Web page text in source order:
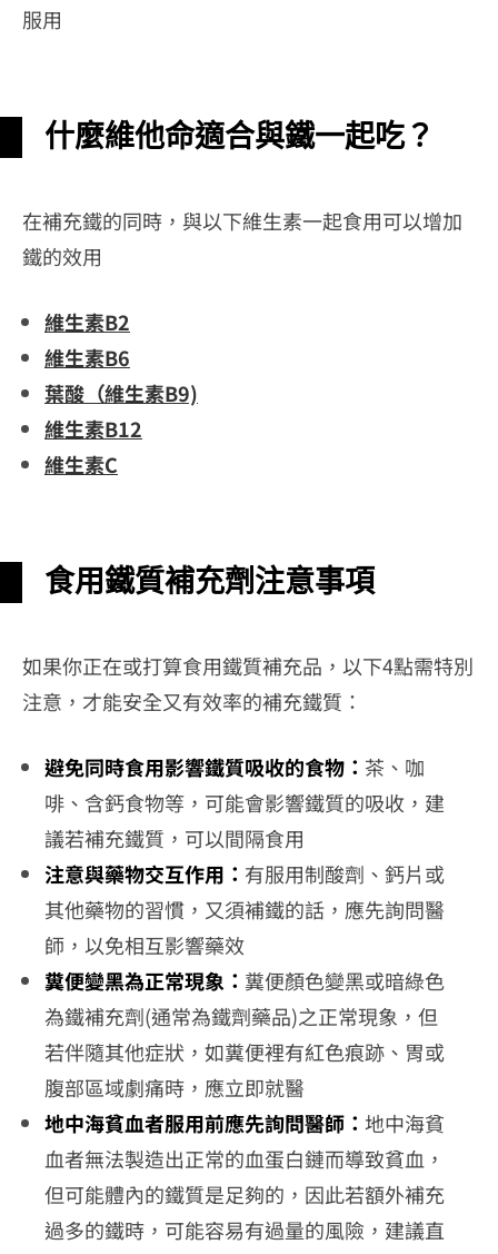
服用
什麼維他命適合與鐵一起吃？
在補充鐵的同時，與以下維生素一起食用可以增加
鐵的效用
維生素B2
維生素B6
葉酸（維生素B9)
維生素B12
維生素C
食用鐵質補充劑注意事項
如果你正在或打算食用鐵質補充品，以下4點需特別
注意，才能安全又有效率的補充鐵質：
避免同時食用影響鐵質吸收的食物： 茶、咖
啡、含鈣食物等，可能會影響鐵質的吸收，建
議若補充鐵質，可以間隔食用
注意與藥物交互作用： 有服用制酸劑、鈣片或
其他藥物的習慣，又須補鐵的話，應先詢問醫
師，以免相互影響藥效
糞便變黑為正常現象： 糞便顏色變黑或暗綠色
為鐵補充劑(通常為鐵劑藥品)之正常現象，但
若伴隨其他症狀，如糞便裡有紅色痕跡、胃或
腹部區域劇痛時，應立即就醫
地中海貧血者服用前應先詢問醫師： 地中海貧
血者無法製造出正常的血蛋白鏈而導致貧血，
但可能體內的鐵質是足夠的，因此若額外補充
過多的鐵時，可能容易有過量的風險，建議直